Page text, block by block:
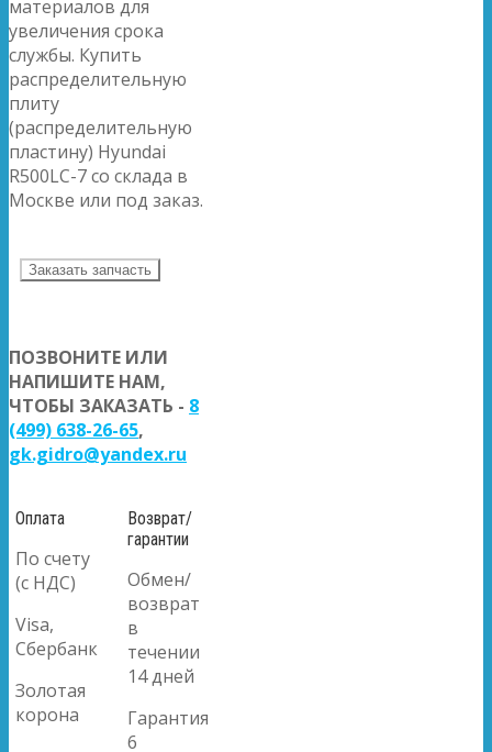
материалов для
увеличения срока
службы. Купить
распределительную
плиту
(распределительную
пластину) Hyundai
R500LC-7 со склада в
Москве или под заказ.
Заказать запчасть
ПОЗВОНИТЕ ИЛИ
НАПИШИТЕ НАМ,
ЧТОБЫ ЗАКАЗАТЬ - 8
(499) 638-26-65,
gk.gidro@yandex.ru
Оплата
По счету
(с НДС)
Visa,
Сбербанк
Золотая
корона
Возврат/
гарантии
Обмен/
возврат
в
течении
14 дней
Гарантия
6